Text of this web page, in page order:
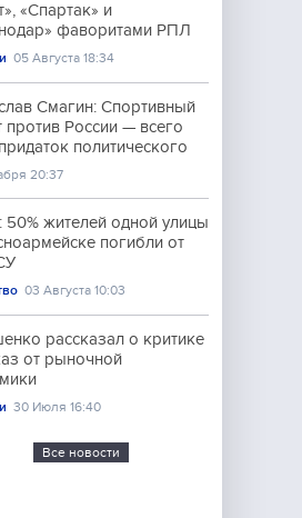
«Спартак» и
фаворитами РПЛ
05 Августа 18:34
Смагин: Спортивный
против России — всего
политического
20:37
50% жителей одной улицы
погибли от
03 Августа 10:03
рассказал о критике
от рыночной
30 Июля 16:40
Все новости